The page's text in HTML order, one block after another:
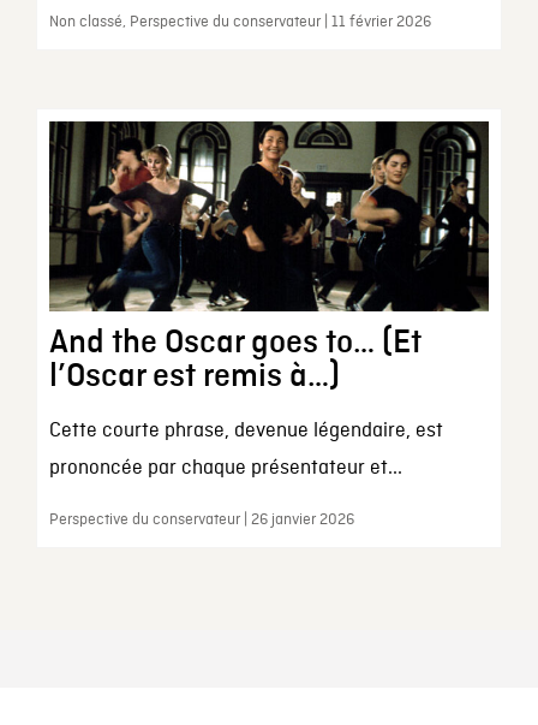
Non classé, Perspective du conservateur | 11 février 2026
And the Oscar goes to… (Et
l’Oscar est remis à…)
Cette courte phrase, devenue légendaire, est
prononcée par chaque présentateur et...
Perspective du conservateur | 26 janvier 2026